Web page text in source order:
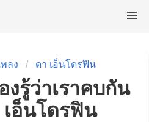
พลง ดา เอ็นโดรฟิน
งรู้ว่าเราคบกัน
อ็นโดรฟิน